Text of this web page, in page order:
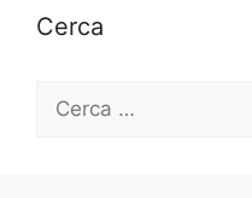
Cerca
per: